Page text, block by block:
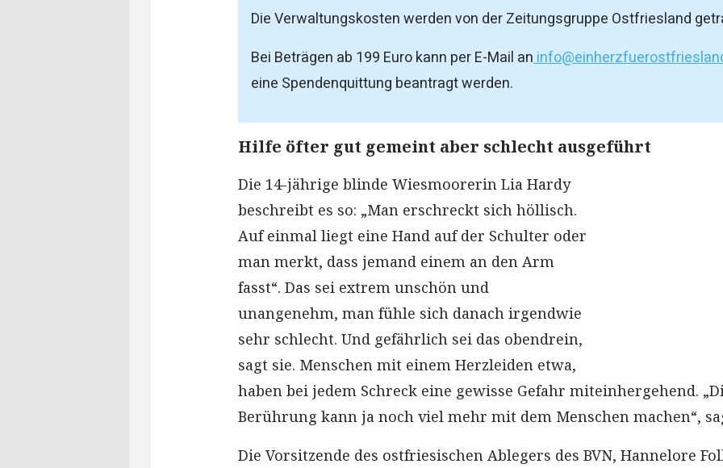
Die Verwaltungskosten werden von der Zeitungsgruppe Ostfriesland
Bei Beträgen ab 199 Euro kann per E-Mail an
eine Spendenquittung beantragt werden.
Hilfe öfter gut gemeint aber schlecht ausgeführt
Die 14-jährige blinde Wiesmoorerin Lia Hardy
beschreibt es so: „Man erschreckt sich höllisch.
Auf einmal liegt eine Hand auf der Schulter oder
man merkt, dass jemand einem an den Arm
fasst“. Das sei extrem unschön und
unangenehm, man fühle sich danach irgendwie
sehr schlecht. Und gefährlich sei das obendrein,
sagt sie. Menschen mit einem Herzleiden etwa,
haben bei jedem Schreck eine gewisse Gefahr miteinhergehend.
Berührung kann ja noch viel mehr mit dem Menschen machen“,
Die Vorsitzende des ostfriesischen Ablegers des BVN, Hannelore